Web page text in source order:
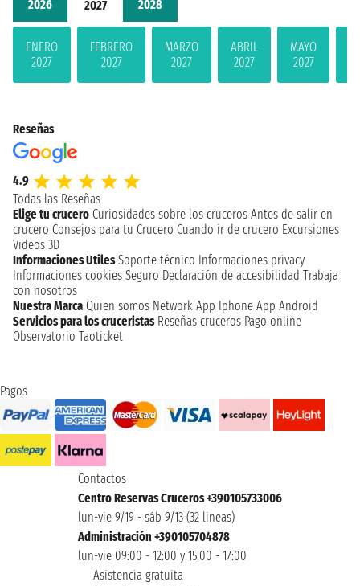
2026 2027 2028
ENERO
2027
FEBRERO
2027
MARZO
2027
ABRIL
2027
MAYO
2027
Reseñas
4.9
Todas las Reseñas
Elige tu crucero Curiosidades sobre los cruceros Antes de salir en
crucero Consejos para tu Crucero Cuando ir de crucero Excursiones
Videos 3D
Informaciones Utiles Soporte técnico Informaciones privacy
Informaciones cookies Seguro Declaración de accesibilidad Trabaja
con nosotros
Nuestra Marca Quien somos Network App Iphone App Android
Servicios para los cruceristas Reseñas cruceros Pago online
Observatorio Taoticket
Pagos
Contactos
Centro Reservas Cruceros +390105733006
lun-vie 9/19 - sáb 9/13 (32 lineas)
Administración +390105704878
lun-vie 09:00 - 12:00 y 15:00 - 17:00
Asistencia gratuita